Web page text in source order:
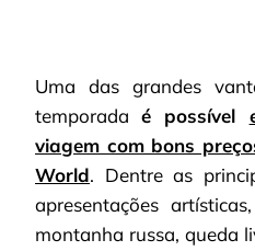
Uma das grandes
temporadaé possível
viagem com bons
World. Dentre as
apresentações
montanha russa, queda